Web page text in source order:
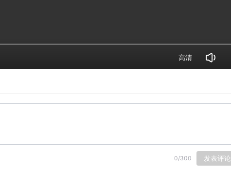
高清
0/300 发表评论